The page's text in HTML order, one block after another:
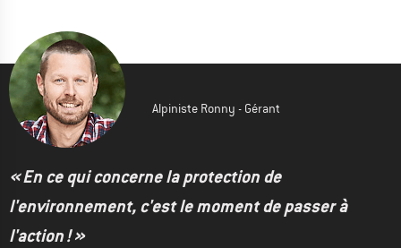
Alpiniste Ronny - Gérant
« En ce qui concerne la protection de
l'environnement, c'est le moment de passer à
l'action ! »